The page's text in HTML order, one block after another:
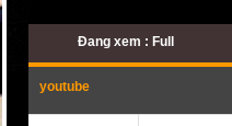
Đang xem : Full
youtube